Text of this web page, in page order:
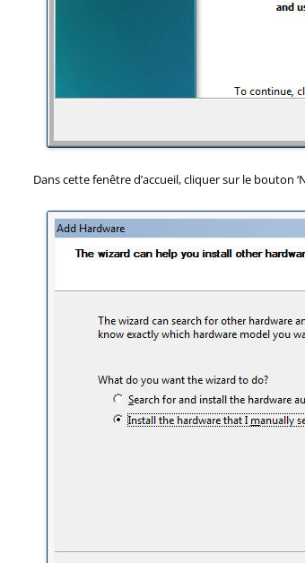
Dans cette fenêtre d’accueil, cliquer sur le bouton